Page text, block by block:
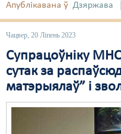
Апублікавана ў Дзяржава
Чацвер, 20 Ліпень 2023
Супрацоўніку
сутак за
матэрыялаў” і